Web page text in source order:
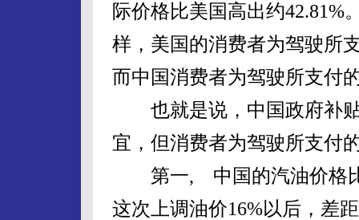
际价格比美国高出约42.81%
样，美国的消费者为驾驶所
而中国消费者为驾驶所支付
也就是说，中国政府补贴
宜，但消费者为驾驶所支付
第一, 中国的汽油价格比
这次上调油价16%以后，差